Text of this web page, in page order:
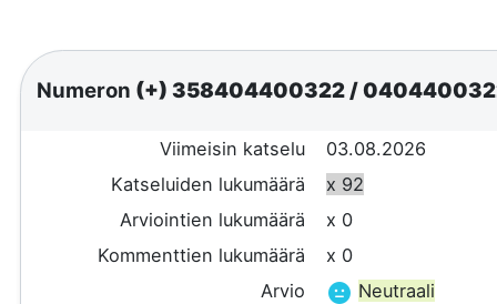
Numeron (+) 358404400322/
Viimeisin katselu
03.08.2026
Katseluiden lukumäärä
x 92
Arviointien lukumäärä
x 0
Kommenttien lukumäärä
x 0
Arvio
Neutraali